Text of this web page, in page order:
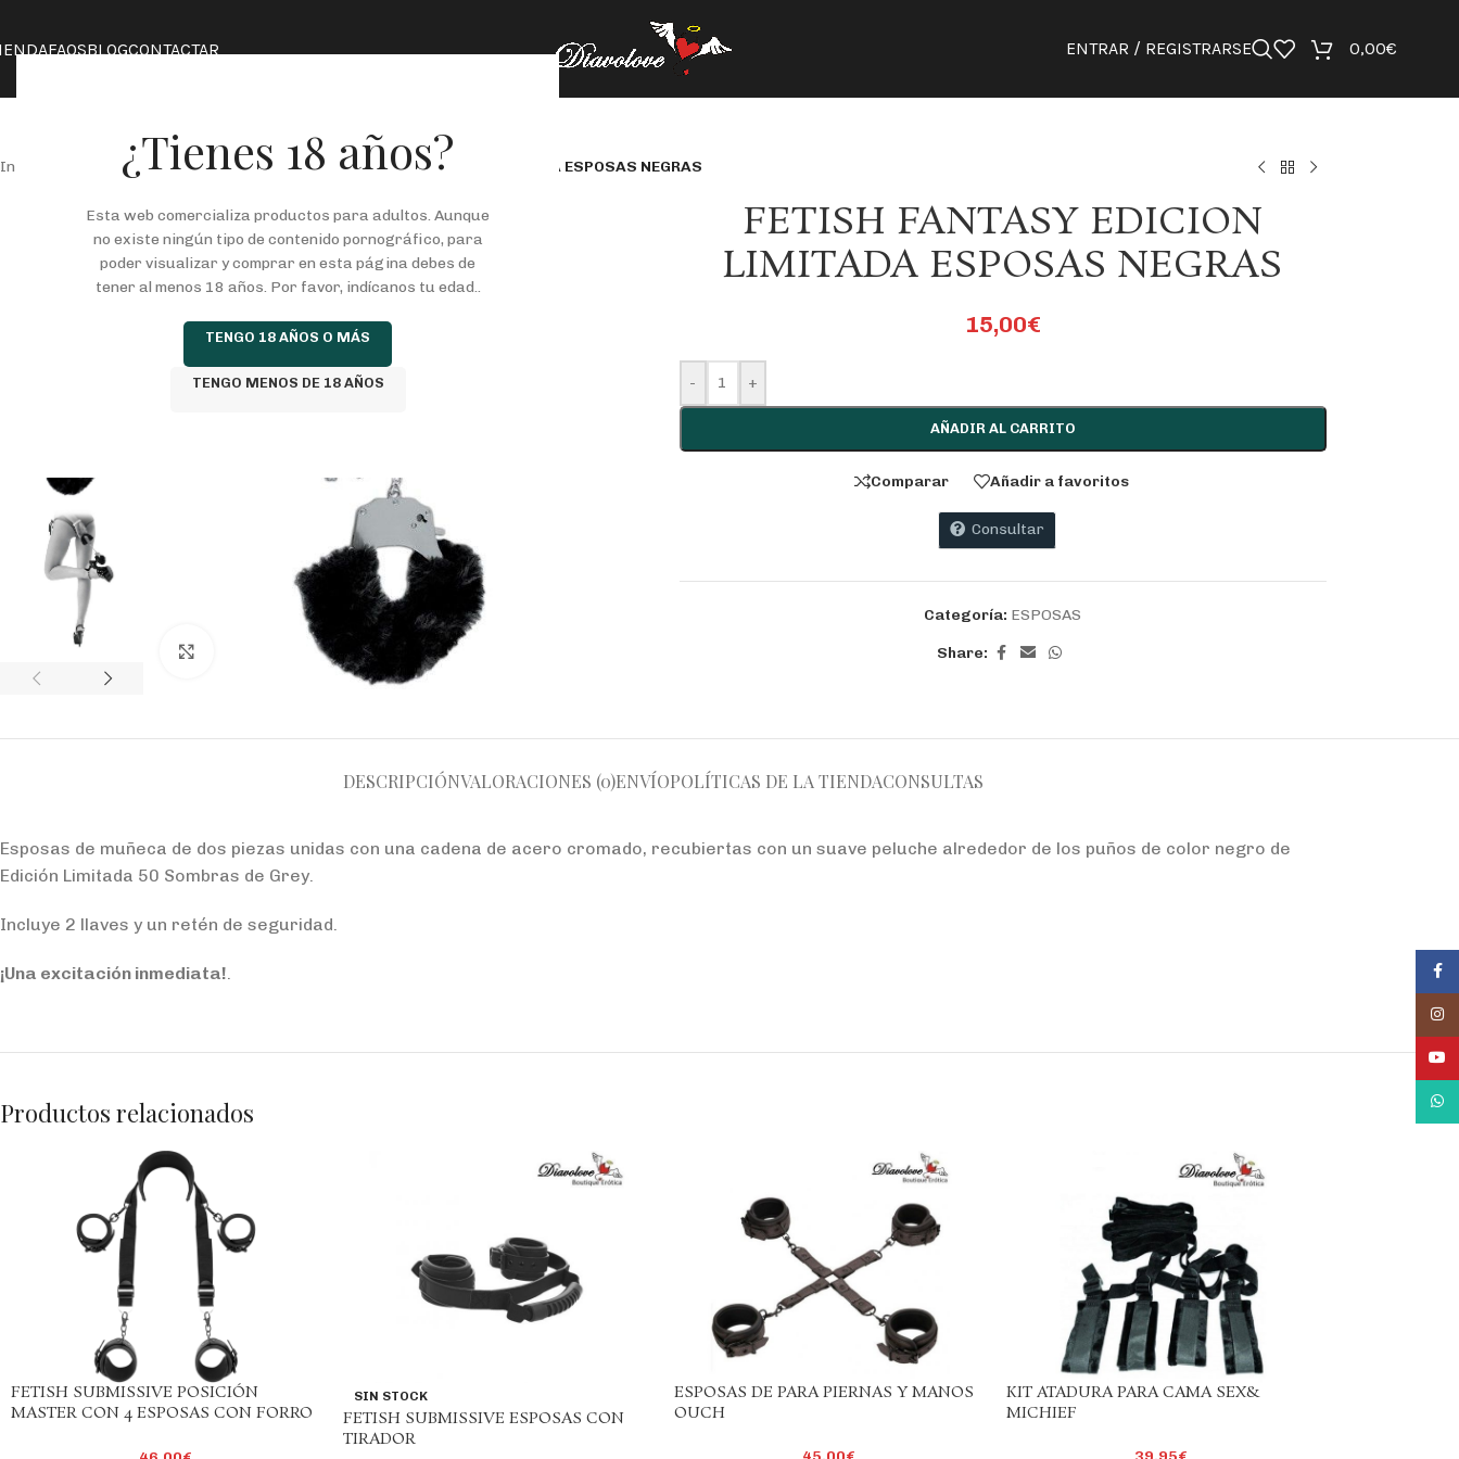
¿Tienes 18 años?
Esta web comercializa productos para adultos. Aunque
no existe ningún tipo de contenido pornográfico, para
poder visualizar y comprar en esta página debes de
tener al menos 18 años. Por favor, indícanos tu edad..
TENGO 18 AÑOS O MÁS
TENGO MENOS DE 18 AÑOS
FAQSBLOGCONTACTAR ENTRAR / REGISTRARSE 0,00€
Inicio FANTASIAS/ESPOSAS FETISH FANTASY EDICION LIMITADA ESPOSAS NEGRAS
Click to enlarge
FETISH FANTASY EDICION
LIMITADA ESPOSAS NEGRAS
15,00€
- +
AÑADIR AL CARRITO
Comparar Añadir a favoritos
Consultar
Categoría: ESPOSAS
Share:
DESCRIPCIÓNVALORACIONES (0)ENVÍOPOLÍTICAS DE LA TIENDACONSULTAS
Esposas de muñeca de dos piezas unidas con una cadena de acero cromado, recubiertas con un suave peluche alrededor de los puños de color negro de
Edición Limitada 50 Sombras de Grey.
Incluye 2 llaves y un retén de seguridad.
¡Una excitación inmediata!.
Productos relacionados
FETISH SUBMISSIVE POSICIÓN
MASTER CON 4 ESPOSAS CON FORRO
SIN STOCK
FETISH SUBMISSIVE ESPOSAS CON
TIRADOR
ESPOSAS DE PARA PIERNAS Y MANOS
OUCH
KIT ATADURA PARA CAMA SEX&
MICHIEF